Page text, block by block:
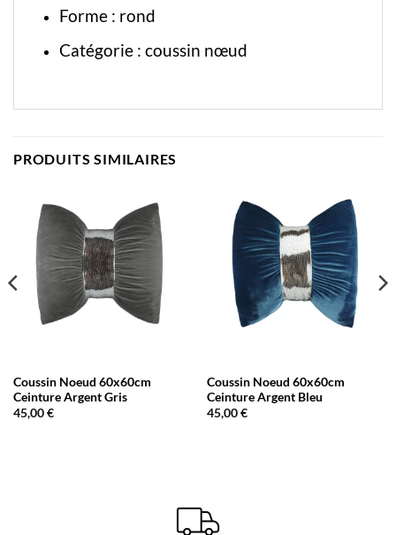
Forme : rond
Catégorie : coussin nœud
PRODUITS SIMILAIRES
Coussin Noeud 60x60cm
Ceinture Argent Gris
45,00€
Coussin Noeud 60x60cm
Ceinture Argent Bleu
45,00€